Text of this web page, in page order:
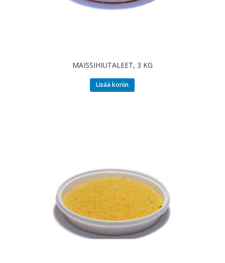
MAISSIHIUTALEET, 3 KG
Lisää koriin